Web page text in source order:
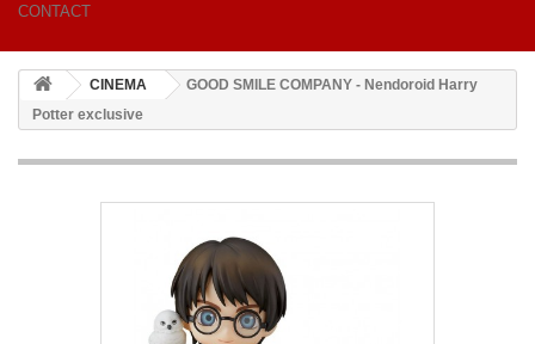
CONTACT
CINEMA
GOOD SMILE COMPANY - Nendoroid Harry
Potter exclusive